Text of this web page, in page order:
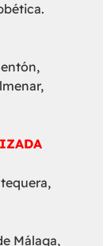
Málaga,